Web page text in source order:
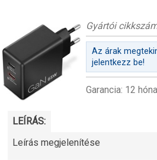
Gyártói
Az árak
jelentkezz be!
Garancia: 12
LEÍRÁS:
Leírás megjelenítése